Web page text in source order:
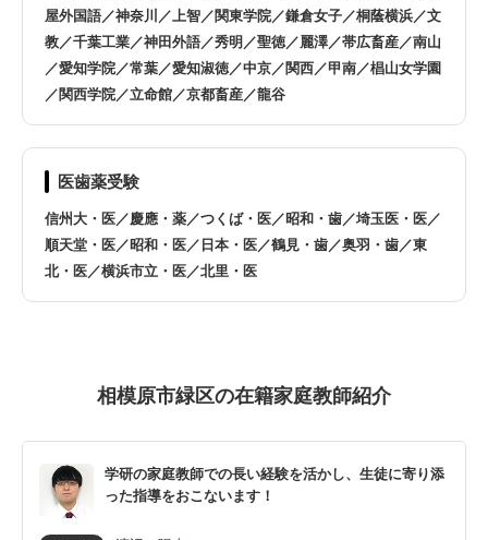
海老名市 座間市
綾瀬市
オンライン指導は全国対応
屋外国語／神奈川／上智／関東学院／鎌倉女子／桐蔭横浜／文
教／千葉工業／神田外語／秀明／聖徳／麗澤／帯広畜産／南山
／愛知学院／常葉／愛知淑徳／中京／関西／甲南／椙山女学園
／関西学院／立命館／京都畜産／龍谷
医歯薬受験
信州大・医／慶應・薬／つくば・医／昭和・歯／埼玉医・医／
順天堂・医／昭和・医／日本・医／鶴見・歯／奥羽・歯／東
北・医／横浜市立・医／北里・医
相模原市緑区の在籍家庭教師紹介
学研の家庭教師での長い経験を活かし、生徒に寄り添
った指導をおこないます！